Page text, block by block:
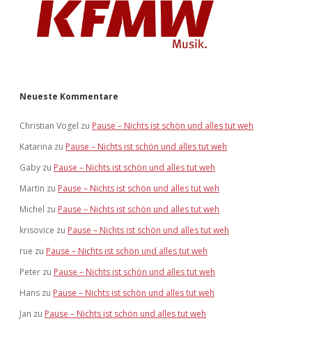
Neueste Kommentare
Christian Vogel zu Pause – Nichts ist schön und alles tut weh
Katarina zu Pause – Nichts ist schön und alles tut weh
Gaby zu Pause – Nichts ist schön und alles tut weh
Martin zu Pause – Nichts ist schön und alles tut weh
Michel zu Pause – Nichts ist schön und alles tut weh
krisovice zu Pause – Nichts ist schön und alles tut weh
rue zu Pause – Nichts ist schön und alles tut weh
Peter zu Pause – Nichts ist schön und alles tut weh
Hans zu Pause – Nichts ist schön und alles tut weh
Jan zu Pause – Nichts ist schön und alles tut weh